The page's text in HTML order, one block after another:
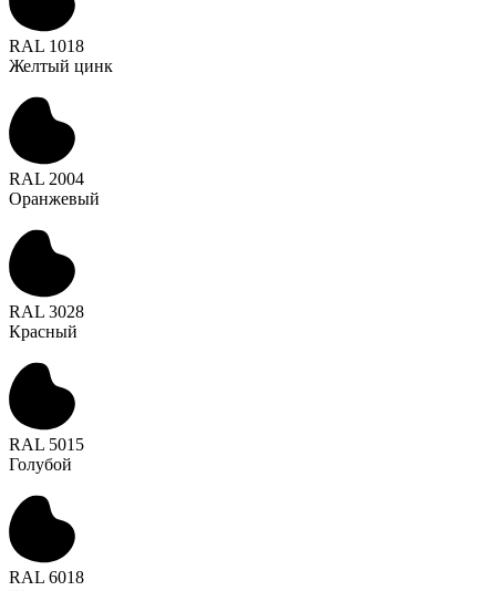
RAL 1018
Желтый цинк
RAL 2004
Оранжевый
RAL 3028
Красный
RAL 5015
Голубой
RAL 6018